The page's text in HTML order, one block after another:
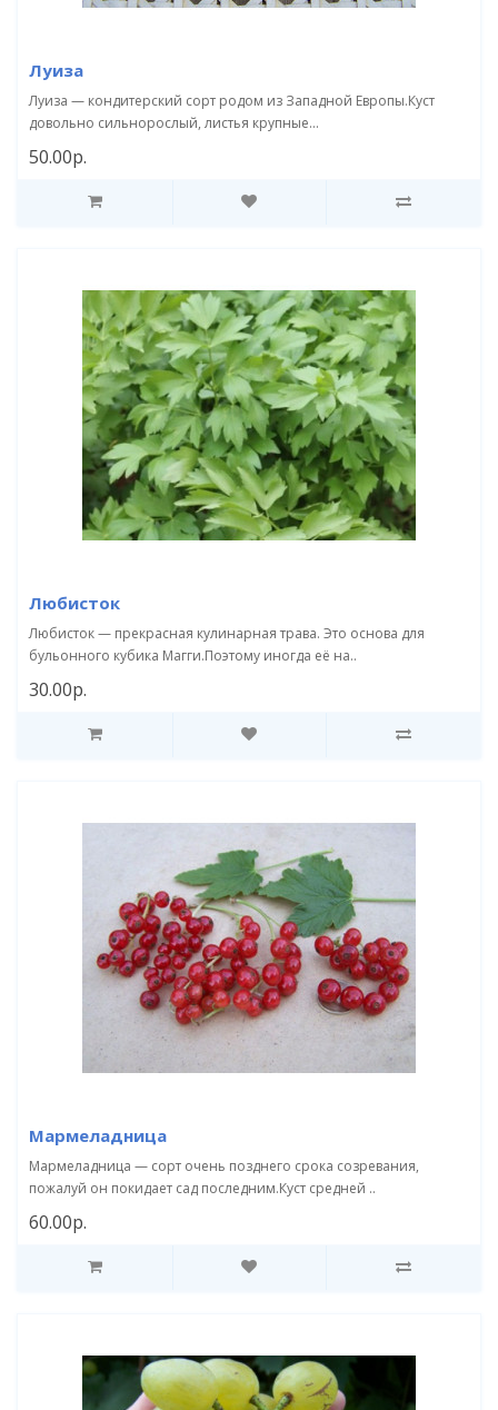
Луиза
Луиза — кондитерский сорт родом из Западной Европы.Куст
довольно сильнорослый, листья крупные...
50.00р.
Любисток
Любисток — прекрасная кулинарная трава. Это основа для
бульонного кубика Магги.Поэтому иногда её на..
30.00р.
Мармеладница
Мармеладница — сорт очень позднего срока созревания,
пожалуй он покидает сад последним.Куст средней ..
60.00р.